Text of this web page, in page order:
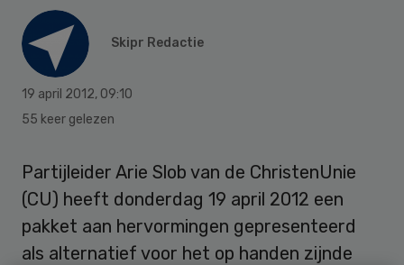
Skipr Redactie
19 april 2012, 09:10
55 keer gelezen
Partijleider Arie Slob van de ChristenUnie
(CU) heeft donderdag 19 april 2012 een
pakket aan hervormingen gepresenteerd
als alternatief voor het op handen zijnde